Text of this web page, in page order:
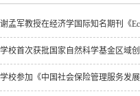
谢孟军教授在经济学国际知名期刊《
学校首次获批国家自然科学基金区域
学校参加《中国社会保险管理服务发